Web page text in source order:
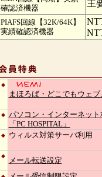
確認済機器
主
PIAFS回線【32K/64K】
実績確認済機器
◆
まほろば・どこでもウェブ
◆ パソコン・インターネット
「PC HOSPITAL」
◆ ウィルス対策サーバ利用
◆ メール転送設定